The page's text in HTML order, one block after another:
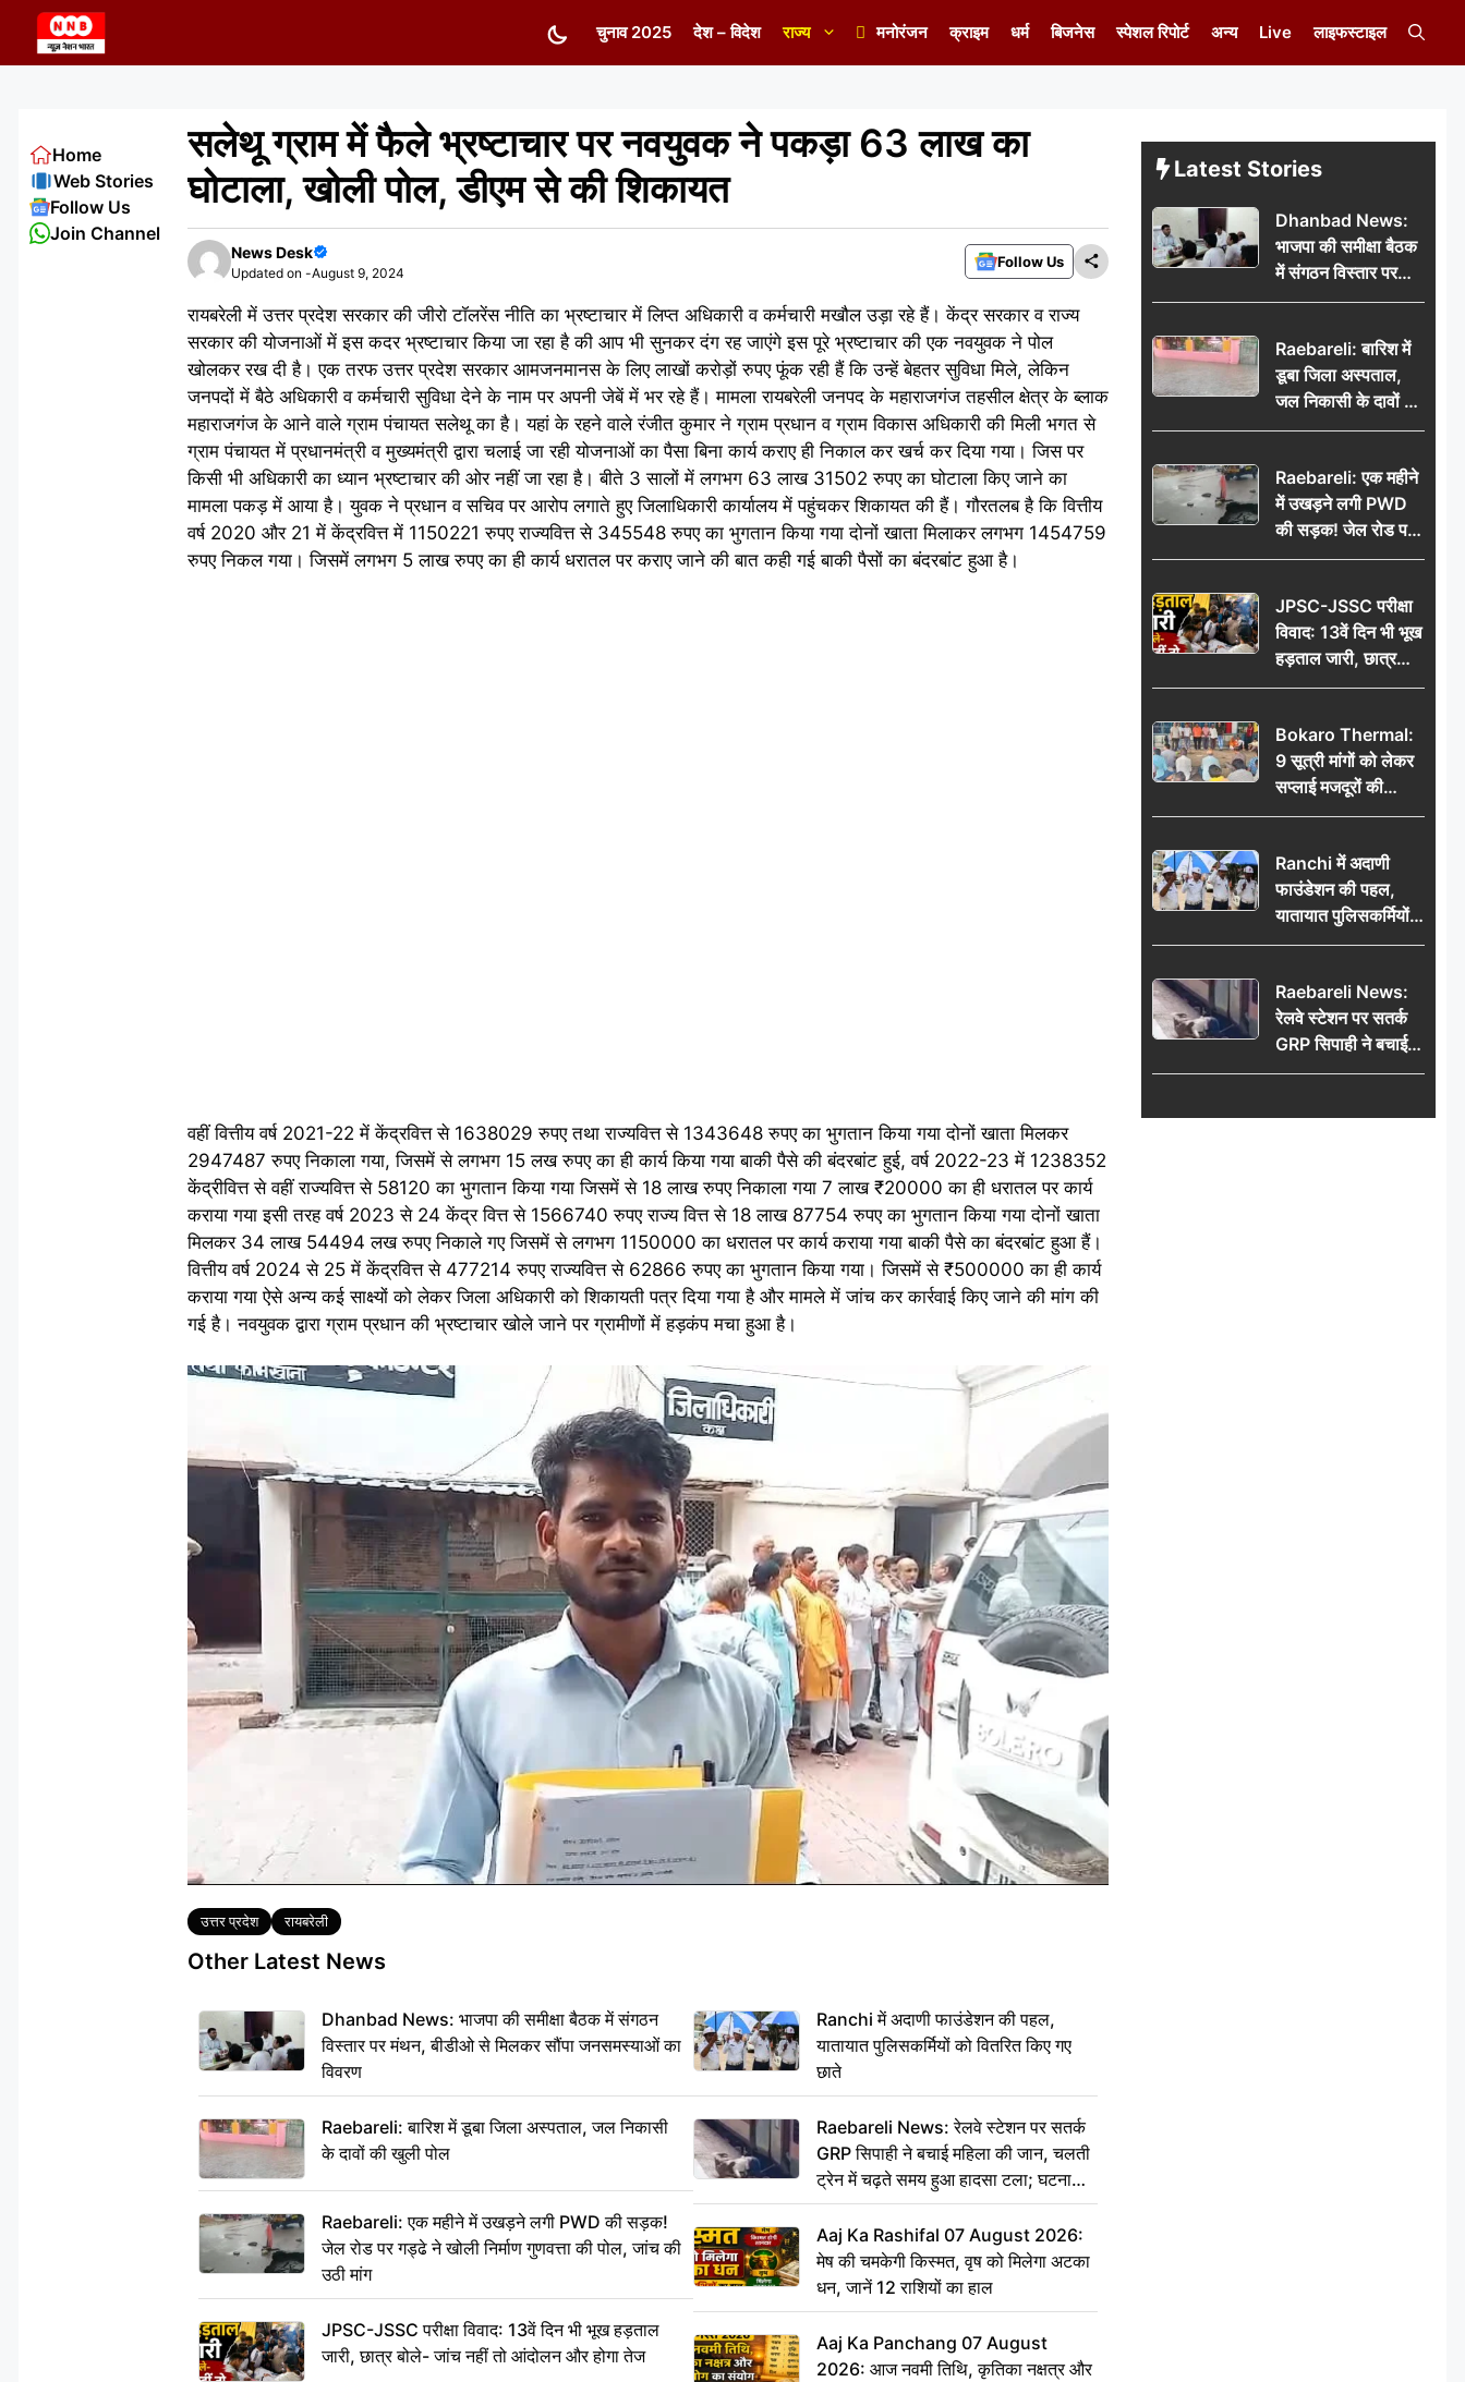
content
चुनाव 2025 देश – विदेश राज्य मनोरंजन क्राइम धर्म बिजनेस स्पेशल रिपोर्ट अन्य Live लाइफस्टाइल
सलेथू ग्राम में फैले भ्रष्टाचार पर नवयुवक ने पकड़ा 63 लाख का
घोटाला, खोली पोल, डीएम से की शिकायत
News Desk
Updated on -August 9, 2024
Follow Us
रायबरेली में उत्तर प्रदेश सरकार की जीरो टॉलरेंस नीति का भ्रष्टाचार में लिप्त अधिकारी व कर्मचारी मखौल उड़ा रहे हैं। केंद्र सरकार व राज्य
सरकार की योजनाओं में इस कदर भ्रष्टाचार किया जा रहा है की आप भी सुनकर दंग रह जाएंगे इस पूरे भ्रष्टाचार की एक नवयुवक ने पोल
खोलकर रख दी है। एक तरफ उत्तर प्रदेश सरकार आमजनमानस के लिए लाखों करोड़ों रुपए फूंक रही हैं कि उन्हें बेहतर सुविधा मिले, लेकिन
जनपदों में बैठे अधिकारी व कर्मचारी सुविधा देने के नाम पर अपनी जेबें में भर रहे हैं। मामला रायबरेली जनपद के महाराजगंज तहसील क्षेत्र के ब्लाक
महाराजगंज के आने वाले ग्राम पंचायत सलेथू का है। यहां के रहने वाले रंजीत कुमार ने ग्राम प्रधान व ग्राम विकास अधिकारी की मिली भगत से
ग्राम पंचायत में प्रधानमंत्री व मुख्यमंत्री द्वारा चलाई जा रही योजनाओं का पैसा बिना कार्य कराए ही निकाल कर खर्च कर दिया गया। जिस पर
किसी भी अधिकारी का ध्यान भ्रष्टाचार की ओर नहीं जा रहा है। बीते 3 सालों में लगभग 63 लाख 31502 रुपए का घोटाला किए जाने का
मामला पकड़ में आया है। युवक ने प्रधान व सचिव पर आरोप लगाते हुए जिलाधिकारी कार्यालय में पहुंचकर शिकायत की हैं। गौरतलब है कि वित्तीय
वर्ष 2020 और 21 में केंद्रवित्त में 1150221 रुपए राज्यवित्त से 345548 रुपए का भुगतान किया गया दोनों खाता मिलाकर लगभग 1454759
रुपए निकल गया। जिसमें लगभग 5 लाख रुपए का ही कार्य धरातल पर कराए जाने की बात कही गई बाकी पैसों का बंदरबांट हुआ है।
वहीं वित्तीय वर्ष 2021-22 में केंद्रवित्त से 1638029 रुपए तथा राज्यवित्त से 1343648 रुपए का भुगतान किया गया दोनों खाता मिलकर
2947487 रुपए निकाला गया, जिसमें से लगभग 15 लख रुपए का ही कार्य किया गया बाकी पैसे की बंदरबांट हुई, वर्ष 2022-23 में 1238352
केंद्रीवित्त से वहीं राज्यवित्त से 58120 का भुगतान किया गया जिसमें से 18 लाख रुपए निकाला गया 7 लाख ₹20000 का ही धरातल पर कार्य
कराया गया इसी तरह वर्ष 2023 से 24 केंद्र वित्त से 1566740 रुपए राज्य वित्त से 18 लाख 87754 रुपए का भुगतान किया गया दोनों खाता
मिलकर 34 लाख 54494 लख रुपए निकाले गए जिसमें से लगभग 1150000 का धरातल पर कार्य कराया गया बाकी पैसे का बंदरबांट हुआ हैं।
वित्तीय वर्ष 2024 से 25 में केंद्रवित्त से 477214 रुपए राज्यवित्त से 62866 रुपए का भुगतान किया गया। जिसमें से ₹500000 का ही कार्य
कराया गया ऐसे अन्य कई साक्ष्यों को लेकर जिला अधिकारी को शिकायती पत्र दिया गया है और मामले में जांच कर कार्रवाई किए जाने की मांग की
गई है। नवयुवक द्वारा ग्राम प्रधान की भ्रष्टाचार खोले जाने पर ग्रामीणों में हड़कंप मचा हुआ है।
Tags
उत्तर प्रदेश रायबरेली
Other Latest News
Dhanbad News: भाजपा की समीक्षा बैठक में संगठन
विस्तार पर मंथन, बीडीओ से मिलकर सौंपा जनसमस्याओं का
विवरण
Raebareli: बारिश में डूबा जिला अस्पताल, जल निकासी
के दावों की खुली पोल
Raebareli: एक महीने में उखड़ने लगी PWD की सड़क!
जेल रोड पर गड्ढे ने खोली निर्माण गुणवत्ता की पोल, जांच की
उठी मांग
JPSC-JSSC परीक्षा विवाद: 13वें दिन भी भूख हड़ताल
जारी, छात्र बोले- जांच नहीं तो आंदोलन और होगा तेज
Ranchi में अदाणी फाउंडेशन की पहल,
यातायात पुलिसकर्मियों को वितरित किए गए
छाते
Raebareli News: रेलवे स्टेशन पर सतर्क
GRP सिपाही ने बचाई महिला की जान, चलती
ट्रेन में चढ़ते समय हुआ हादसा टला; घटना
CCTV में कैद
Aaj Ka Rashifal 07 August 2026:
मेष की चमकेगी किस्मत, वृष को मिलेगा अटका
धन, जानें 12 राशियों का हाल
Aaj Ka Panchang 07 August
2026: आज नवमी तिथि, कृतिका नक्षत्र और
Home
Web Stories
Follow Us
Join Channel
Latest Stories
Dhanbad News:
भाजपा की समीक्षा बैठक
में संगठन विस्तार पर
मंथन, बीडीओ से
जनसमस्याओं का विवरण
Raebareli: बारिश में
डूबा जिला अस्पताल,
जल निकासी के दावों की
खुली पोल
Raebareli: एक महीने
में उखड़ने लगी PWD
की सड़क! जेल रोड पर
गड्ढे ने खोली निर्माण
की उठी मांग
JPSC-JSSC परीक्षा
विवाद: 13वें दिन भी भूख
हड़ताल जारी, छात्र
बोले- जांच नहीं तो
Bokaro Thermal:
9 सूत्री मांगों को लेकर
सप्लाई मजदूरों की
हुंकार, 12 अगस्त के
Ranchi में अदाणी
फाउंडेशन की पहल,
यातायात पुलिसकर्मियों
को वितरित किए गए छाते
Raebareli News:
रेलवे स्टेशन पर सतर्क
GRP सिपाही ने बचाई
महिला की जान, चलती
हादसा टला; घटना